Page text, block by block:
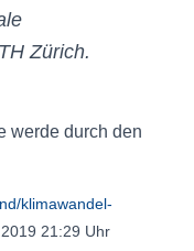
Zürich.
werde durch den
klimawandel-
21:29 Uhr